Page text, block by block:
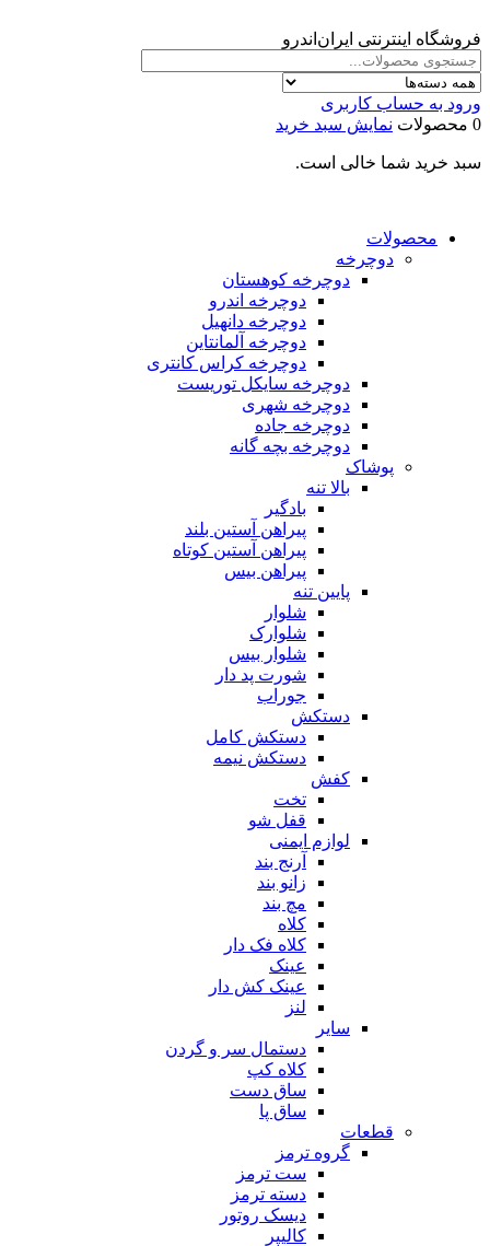
فروشگاه اینترنتی ایران‌اندرو
ورود به حساب کاربری
0 محصولات
نمایش سبد خرید
سبد خرید شما خالی است.
محصولات
دوچرخه
دوچرخه کوهستان
دوچرخه اندرو
دوچرخه دانهیل
دوچرخه آلمانتاین
دوچرخه کراس کانتری
دوچرخه سایکل توریست
دوچرخه شهری
دوچرخه جاده
دوچرخه بچه گانه
پوشاک
بالا تنه
بادگیر
پیراهن آستین بلند
پیراهن آستین کوتاه
پیراهن بیس
پایین تنه
شلوار
شلوارک
شلوار بیس
شورت پد دار
جوراب
دستکش
دستکش کامل
دستکش نیمه
کفش
تخت
قفل شو
لوازم ایمنی
آرنج بند
زانو بند
مچ بند
کلاه
کلاه فک دار
عینک
عینک کش دار
لنز
سایر
دستمال سر و گردن
کلاه کپ
ساق دست
ساق پا
قطعات
گروه ترمز
ست ترمز
دسته ترمز
دیسک روتور
کالیپر